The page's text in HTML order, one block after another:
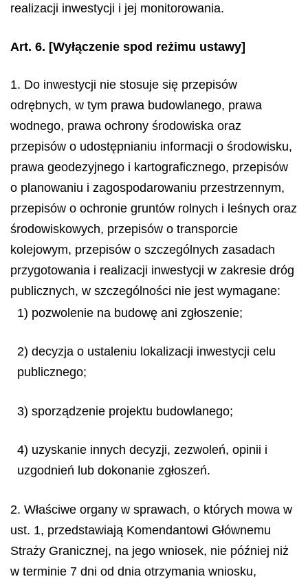
realizacji inwestycji i jej monitorowania.
Art. 6. [Wyłączenie spod reżimu ustawy]
1. Do inwestycji nie stosuje się przepisów
odrębnych, w tym prawa budowlanego, prawa
wodnego, prawa ochrony środowiska oraz
przepisów o udostępnianiu informacji o środowisku,
prawa geodezyjnego i kartograficznego, przepisów
o planowaniu i zagospodarowaniu przestrzennym,
przepisów o ochronie gruntów rolnych i leśnych oraz
środowiskowych, przepisów o transporcie
kolejowym, przepisów o szczególnych zasadach
przygotowania i realizacji inwestycji w zakresie dróg
publicznych, w szczególności nie jest wymagane:
1) pozwolenie na budowę ani zgłoszenie;
2) decyzja o ustaleniu lokalizacji inwestycji celu
publicznego;
3) sporządzenie projektu budowlanego;
4) uzyskanie innych decyzji, zezwoleń, opinii i
uzgodnień lub dokonanie zgłoszeń.
2. Właściwe organy w sprawach, o których mowa w
ust. 1, przedstawiają Komendantowi Głównemu
Straży Granicznej, na jego wniosek, nie później niż
w terminie 7 dni od dnia otrzymania wniosku,